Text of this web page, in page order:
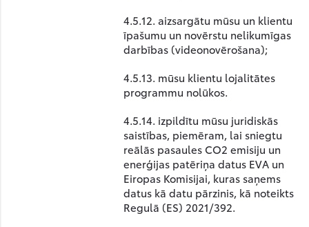
4.5.12. aizsargātu mūsu un klientu
īpašumu un novērstu nelikumīgas
darbības (videonovērošana);
4.5.13. mūsu klientu lojalitātes
programmu nolūkos.
4.5.14. izpildītu mūsu juridiskās
saistības, piemēram, lai sniegtu
reālās pasaules CO2 emisiju un
enerģijas patēriņa datus EVA un
Eiropas Komisijai, kuras saņems
datus kā datu pārzinis, kā noteikts
Regulā (ES) 2021/392.